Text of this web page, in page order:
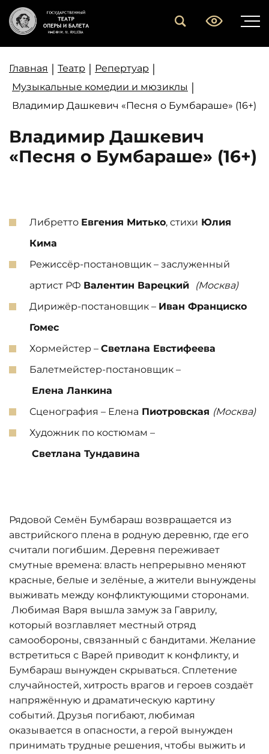
Главная | Театр | Репертуар |
Музыкальные комедии и мюзиклы |
Владимир Дашкевич «Песня о Бумбараше» (16+)
Владимир Дашкевич
«Песня о Бумбараше» (16+)
Либретто Евгения Митько, стихи Юлия
Кима
Режиссёр-постановщик – заслуженный
артист РФ Валентин Варецкий
(Москва)
Дирижёр-постановщик – Иван Франциско
Гомес
Хормейстер – Светлана Евстифеева
Балетмейстер-постановщик –
Елена Ланкина
Сценография – Елена Пиотровская (Москва)
Художник по костюмам –
Светлана Тундавина
Рядовой Семён Бумбараш возвращается из
австрийского плена в родную деревню, где его
считали погибшим. Деревня переживает
смутные времена: власть непрерывно меняют
красные, белые и зелёные, а жители вынуждены
выживать между конфликтующими сторонами.
Любимая Варя вышла замуж за Гаврилу,
который возглавляет местный отряд
самообороны, связанный с бандитами. Желание
встретиться с Варей приводит к конфликту, и
Бумбараш вынужден скрываться. Сплетение
случайностей, хитрость врагов и героев создаёт
напряжённую и драматическую картину
событий. Друзья погибают, любимая
оказывается в опасности, а герой вынужден
принимать трудные решения, чтобы выжить и